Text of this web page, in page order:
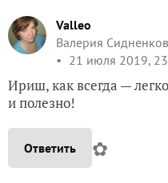
Valleo
Валерия
21 июля 2019,
Ириш, как всегда —
и полезно!
Ответить ✿